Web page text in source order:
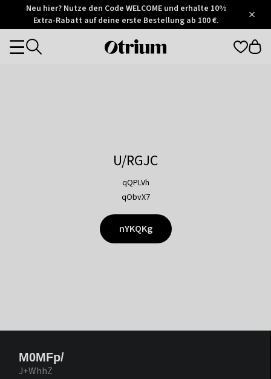
Otrium
Trustpilot
Neu hier? Nutze den Code WELCOME und erhalte 10%
Extra-Rabatt auf deine erste Bestellung ab 100 €.
Otrium
Categories
U/RGJC
qQPLVh
qObvX7
nYKQKg
M0MFp/
J+WhhZ